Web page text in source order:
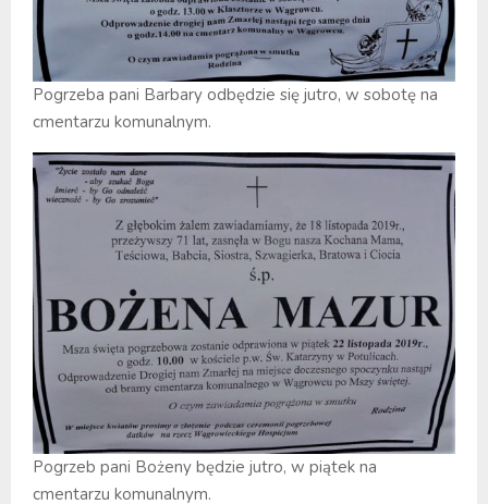
Pogrzeba pani Barbary odbędzie się jutro, w sobotę na
cmentarzu komunalnym.
Pogrzeb pani Bożeny będzie jutro, w piątek na
cmentarzu komunalnym.